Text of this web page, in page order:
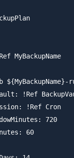
MyBackupName
${MyBackupName}-
!Ref
!Ref Cron
720
60